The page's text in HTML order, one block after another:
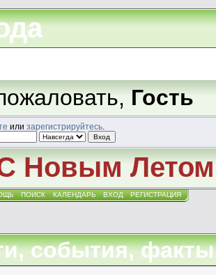
Гость
или зарегистрируйтесь.
Новым
ПОИСК КАЛЕНДАРЬ ВХОД РЕГИСТРАЦИЯ
события, факты